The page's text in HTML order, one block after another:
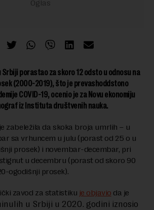
Srbiji porastao za skoro 12 odsto u odnosu na
(2000-2019), što je prevashoddstono
COVID-19, ocenio je za Novu ekonomiju
iz Instituta društvenih nauka.
zabeležila da skoka broja umrlih – u
sa vrhuncem u julu (porast od 25 o u
prosek) i novembar-decembar, pri
u decembru (porast od skoro 90
ogodišnji prosek).
zavod za statistiku je objavio da je
u Srbiji u 2020. godini iznosio